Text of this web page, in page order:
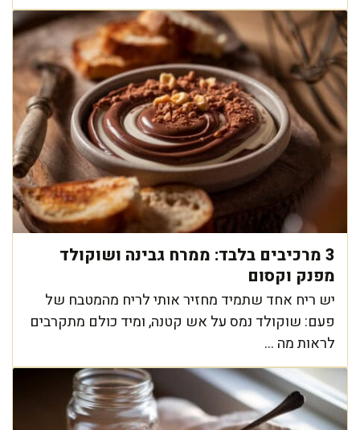
3 מרכיבים בלבד: ממרח גבינה ושוקולד
מפנק וקסום
יש ריח אחד שתמיד מחזיר אותי לריח מהמטבח של
פעם: שוקולד נמס על אש קטנה, ומיד כולם מתקרבים
לראות מה ...